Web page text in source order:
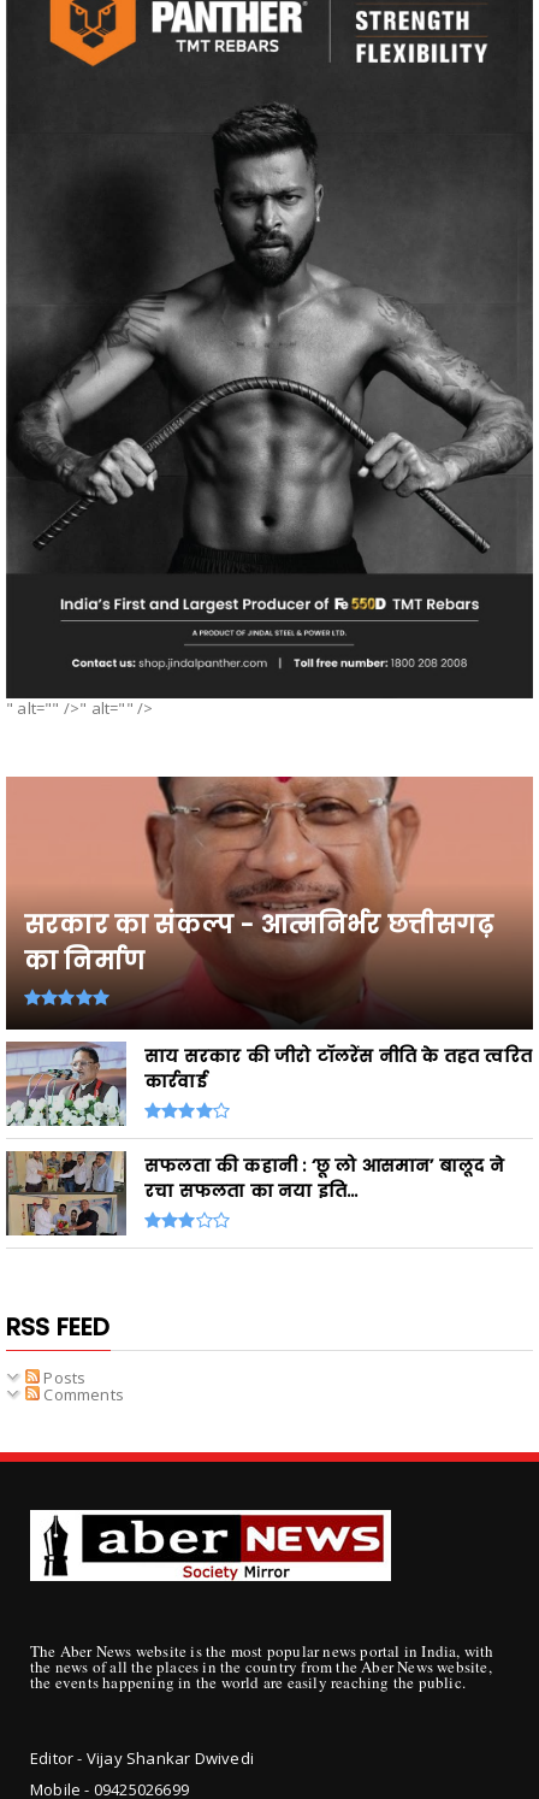
" alt="" />" alt="" />
सरकार का संकल्प - आत्मनिर्भर छत्तीसगढ़
का निर्माण
साय सरकार की जीरो टॉलरेंस नीति के तहत त्वरित
कार्रवाई
सफलता की कहानी : ‘छू लो आसमान’ बालूद ने
रचा सफलता का नया इति...
RSS FEED
Posts
Comments
The Aber News website is the most popular news portal in India, with
the news of all the places in the country from the Aber News website,
the events happening in the world are easily reaching the public.
Editor - Vijay Shankar Dwivedi
Mobile - 09425026699